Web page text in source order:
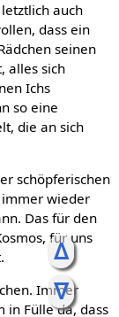
ᐃ
ᐁ
auch
dass ein
seinen
alles sich
Ichs
so eine
die an sich
schöpferischen
immer wieder
Das für den
für uns
Immer
in Fülle da, dass